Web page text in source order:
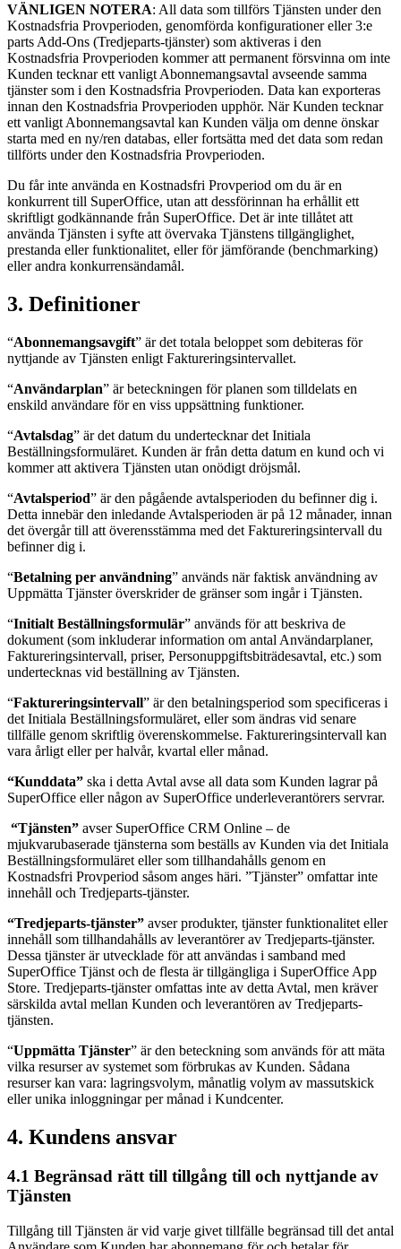
VÄNLIGEN NOTERA: All data som tillförs Tjänsten under den
Kostnadsfria Provperioden, genomförda konfigurationer eller 3:e
parts Add-Ons (Tredjeparts-tjänster) som aktiveras i den
Kostnadsfria Provperioden kommer att permanent försvinna om inte
Kunden tecknar ett vanligt Abonnemangsavtal avseende samma
tjänster som i den Kostnadsfria Provperioden. Data kan exporteras
innan den Kostnadsfria Provperioden upphör. När Kunden tecknar
ett vanligt Abonnemangsavtal kan Kunden välja om denne önskar
starta med en ny/ren databas, eller fortsätta med det data som redan
tillförts under den Kostnadsfria Provperioden.
Du får inte använda en Kostnadsfri Provperiod om du är en
konkurrent till SuperOffice, utan att dessförinnan ha erhållit ett
skriftligt godkännande från SuperOffice. Det är inte tillåtet att
använda Tjänsten i syfte att övervaka Tjänstens tillgänglighet,
prestanda eller funktionalitet, eller för jämförande (benchmarking)
eller andra konkurrensändamål.
3. Definitioner
“Abonnemangsavgift” är det totala beloppet som debiteras för
nyttjande av Tjänsten enligt Faktureringsintervallet.
“Användarplan” är beteckningen för planen som tilldelats en
enskild användare för en viss uppsättning funktioner.
“Avtalsdag” är det datum du undertecknar det Initiala
Beställningsformuläret. Kunden är från detta datum en kund och vi
kommer att aktivera Tjänsten utan onödigt dröjsmål.
“Avtalsperiod” är den pågående avtalsperioden du befinner dig i.
Detta innebär den inledande Avtalsperioden är på 12 månader, innan
det övergår till att överensstämma med det Faktureringsintervall du
befinner dig i.
“Betalning per användning” används när faktisk användning av
Uppmätta Tjänster överskrider de gränser som ingår i Tjänsten.
“Initialt Beställningsformulär” används för att beskriva de
dokument (som inkluderar information om antal Användarplaner,
Faktureringsintervall, priser, Personuppgiftsbiträdesavtal, etc.) som
undertecknas vid beställning av Tjänsten.
“Faktureringsintervall” är den betalningsperiod som specificeras i
det Initiala Beställningsformuläret, eller som ändras vid senare
tillfälle genom skriftlig överenskommelse. Faktureringsintervall kan
vara årligt eller per halvår, kvartal eller månad.
“Kunddata” ska i detta Avtal avse all data som Kunden lagrar på
SuperOffice eller någon av SuperOffice underleverantörers servrar.
“Tjänsten” avser SuperOffice CRM Online – de
mjukvarubaserade tjänsterna som beställs av Kunden via det Initiala
Beställningsformuläret eller som tillhandahålls genom en
Kostnadsfri Provperiod såsom anges häri. ”Tjänster” omfattar inte
innehåll och Tredjeparts-tjänster.
“Tredjeparts-tjänster” avser produkter, tjänster funktionalitet eller
innehåll som tillhandahålls av leverantörer av Tredjeparts-tjänster.
Dessa tjänster är utvecklade för att användas i samband med
SuperOffice Tjänst och de flesta är tillgängliga i SuperOffice App
Store. Tredjeparts-tjänster omfattas inte av detta Avtal, men kräver
särskilda avtal mellan Kunden och leverantören av Tredjeparts-
tjänsten.
“Uppmätta Tjänster” är den beteckning som används för att mäta
vilka resurser av systemet som förbrukas av Kunden. Sådana
resurser kan vara: lagringsvolym, månatlig volym av massutskick
eller unika inloggningar per månad i Kundcenter.
4. Kundens ansvar
4.1 Begränsad rätt till tillgång till och nyttjande av
Tjänsten
Tillgång till Tjänsten är vid varje givet tillfälle begränsad till det antal